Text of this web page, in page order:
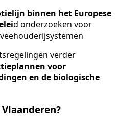
binnen het Europese
d onderzoeken voor
verder
voor
en de biologische